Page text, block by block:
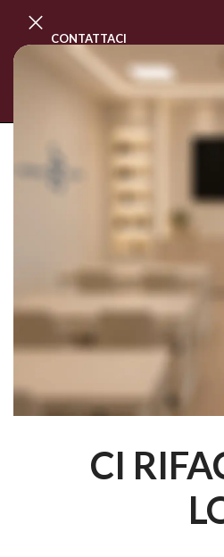
CI
CONTATTACI